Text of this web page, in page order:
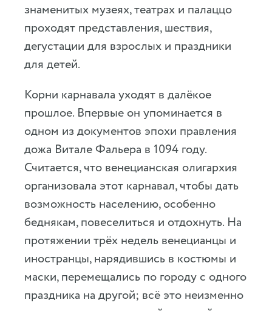
знаменитых музеях, театрах и палаццо
проходят представления, шествия,
дегустации для взрослых и праздники
для детей.
Корни карнавала уходят в далёкое
прошлое. Впервые он упоминается в
одном из документов эпохи правления
дожа Витале Фальера в 1094 году.
Считается, что венецианская олигархия
организовала этот карнавал, чтобы дать
возможность населению, особенно
беднякам, повеселиться и отдохнуть. На
протяжении трёх недель венецианцы и
иностранцы, нарядившись в костюмы и
маски, перемещались по городу с одного
праздника на другой; всё это неизменно